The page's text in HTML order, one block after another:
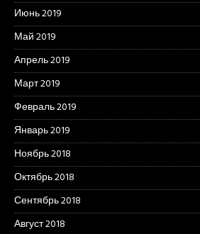
Июнь 2019
Май 2019
Апрель 2019
Март 2019
Февраль 2019
Январь 2019
Ноябрь 2018
Октябрь 2018
Сентябрь 2018
Август 2018